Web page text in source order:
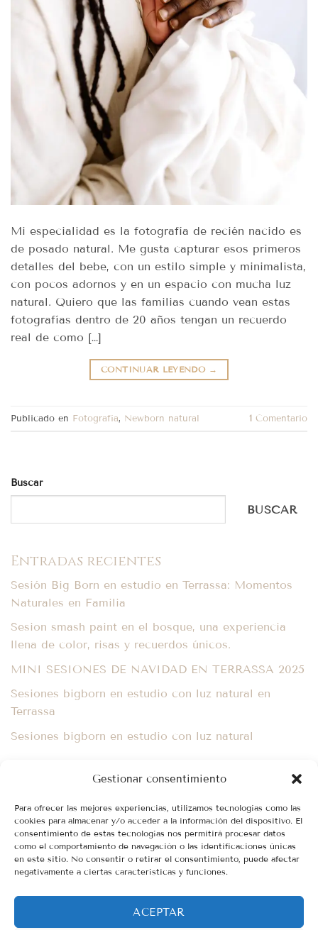
Gestionar consentimiento
Para ofrecer las mejores experiencias, utilizamos tecnologías como las
cookies para almacenar y/o acceder a la información del dispositivo. El
consentimiento de estas tecnologías nos permitirá procesar datos
como el comportamiento de navegación o las identificaciones únicas
en este sitio. No consentir o retirar el consentimiento, puede afectar
negativamente a ciertas características y funciones.
ACEPTAR
Mi especialidad es la fotografía de recién nacido es
de posado natural. Me gusta capturar esos primeros
detalles del bebe, con un estilo simple y minimalista,
con pocos adornos y en un espacio con mucha luz
natural. Quiero que las familias cuando vean estas
fotografías dentro de 20 años tengan un recuerdo
real de como […]
CONTINUAR LEYENDO →
Publicado en Fotografía, Newborn natural 1 Comentario
Buscar
BUSCAR
Entradas recientes
Sesión Big Born en estudio en Terrassa: Momentos
Naturales en Familia
Sesion smash paint en el bosque, una experiencia
llena de color, risas y recuerdos únicos.
MINI SESIONES DE NAVIDAD EN TERRASSA 2025
Sesiones bigborn en estudio con luz natural en
Terrassa
Sesiones bigborn en estudio con luz natural
Terrassa